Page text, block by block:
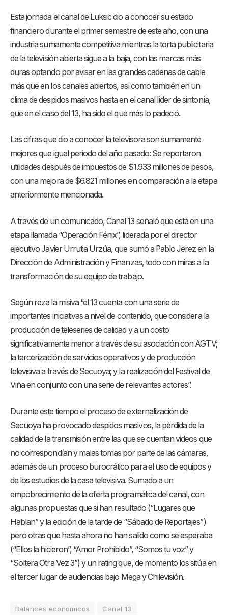
Esta jornada el canal de Luksic dio a conocer su estado
financiero durante el primer semestre de este año, con una
industria sumamente competitiva mientras la torta publicitaria
de la televisión abierta sigue a la baja, con las marcas más
duras optando por avisar en las grandes cadenas de cable
más que en los canales abiertos, asi como también en un
clima de despidos masivos hasta en el canal líder de sintonía,
que en el caso del 13, ha sido el que más lo padeció.
Las cifras que dio a conocer la televisora son sumamente
mejores que igual periodo del año pasado: Se reportaron
utilidades después de impuestos de $1.933 millones de pesos,
con una mejora de $6.821 millones en comparación a la etapa
anteriormente mencionada.
A través de un comunicado, Canal 13 señaló que está en una
etapa llamada “Operación Fénix”, liderada por el director
ejecutivo Javier Urrutia Urzúa, que sumó a Pablo Jerez en la
Dirección de Administración y Finanzas, todo con miras a la
transformación de su equipo de trabajo.
Según reza la misiva “el 13 cuenta con una serie de
importantes iniciativas a nivel de contenido, que considera la
producción de teleseries de calidad y a un costo
significativamente menor a través de su asociación con AGTV;
la tercerización de servicios operativos y de producción
televisiva a través de Secuoya; y la realización del Festival de
Viña en conjunto con una serie de relevantes actores”.
Durante este tiempo el proceso de externalización de
Secuoya ha provocado despidos masivos, la pérdida de la
calidad de la transmisión entre las que se cuentan videos que
no correspondían y malas tomas por parte de las cámaras,
además de un proceso burocrático para el uso de equipos y
de los estudios de la casa televisiva. Sumado a un
empobrecimiento de la oferta programática del canal, con
algunas propuestas que si han resultado (“Lugares que
Hablan” y la edición de la tarde de “Sábado de Reportajes”)
pero otras que hasta ahora no han salido como se esperaba
(“Ellos la hicieron”, “Amor Prohibido”, “Somos tu voz” y
“Soltera Otra Vez 3”) y un rating que, de momento los sitúa en
el tercer lugar de audiencias bajo Mega y Chilevisión.
Balances economicos Canal 13